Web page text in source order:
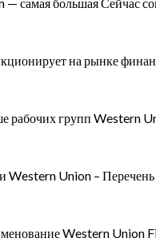
большая Сейчас
на рынке
групп Western
Western Union –
Western Union